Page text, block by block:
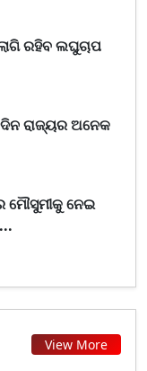
ରହିବ ଲଘୁଚାପ
ରାଜ୍ୟର ଅନେକ
ମୌସୁମୀକୁ ନେଇ
View More